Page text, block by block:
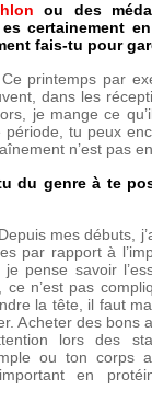
ou des
certainement
fais-tu pour
printemps par
dans les
je mange ce
période, tu peux
n’est pas
du genre à te
mes débuts,
par rapport à
pense savoir
ce n’est pas
la tête, il faut
Acheter des bons
lors des
ou ton corps
en